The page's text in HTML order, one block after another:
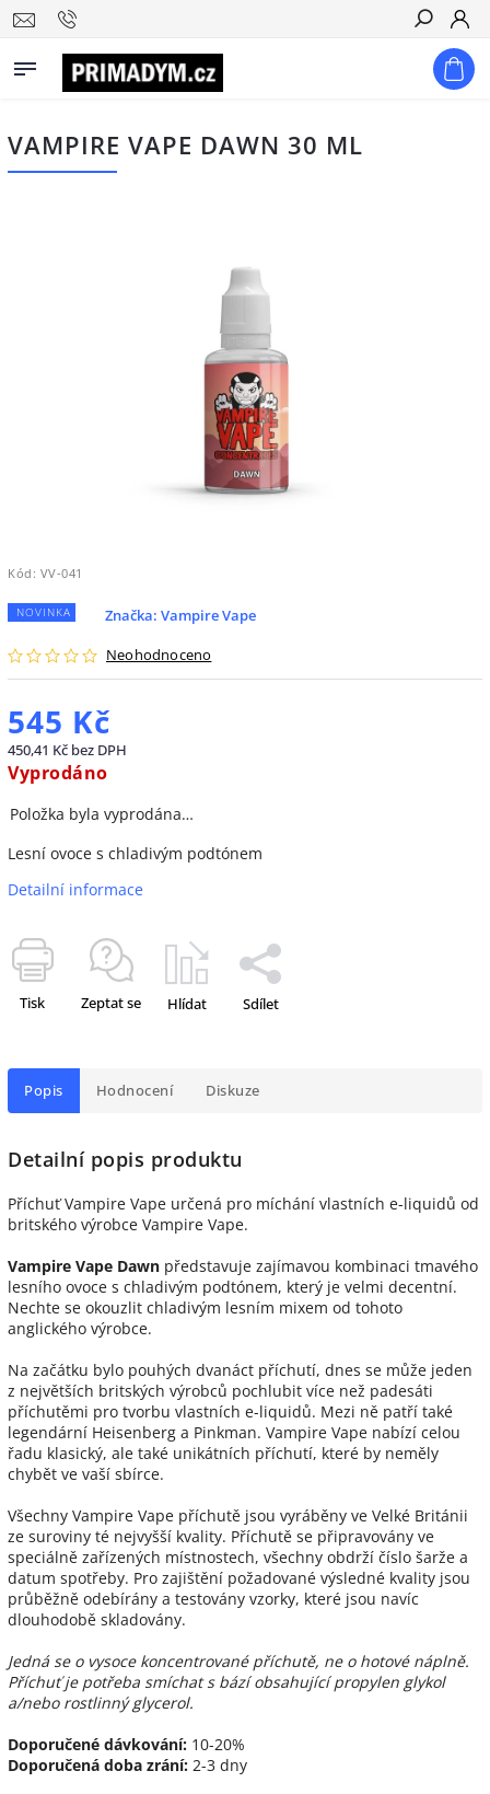
Hledat
VAMPIRE VAPE DAWN 30 ML
Kód: VV-041
NOVINKA
Neohodnoceno
Značka: Vampire Vape
545 Kč
450,41 Kč bez DPH
Vyprodáno
Položka byla vyprodána…
Lesní ovoce s chladivým podtónem
Detailní informace
Tisk Zeptat se Hlídat Sdílet
Popis Hodnocení Diskuze
Detailní popis produktu
Příchuť Vampire Vape určená pro míchání vlastních e-liquidů od
britského výrobce Vampire Vape.
Vampire Vape Dawn představuje zajímavou kombinaci tmavého
lesního ovoce s chladivým podtónem, který je velmi decentní.
Nechte se okouzlit chladivým lesním mixem od tohoto
anglického výrobce.
Na začátku bylo pouhých dvanáct příchutí, dnes se může jeden
z největších britských výrobců pochlubit více než padesáti
příchutěmi pro tvorbu vlastních e-liquidů. Mezi ně patří také
legendární Heisenberg a Pinkman. Vampire Vape nabízí celou
řadu klasický, ale také unikátních příchutí, které by neměly
chybět ve vaší sbírce.
Všechny Vampire Vape příchutě jsou vyráběny ve Velké Británii
ze suroviny té nejvyšší kvality. Příchutě se připravovány ve
speciálně zařízených místnostech, všechny obdrží číslo šarže a
datum spotřeby. Pro zajištění požadované výsledné kvality jsou
průběžně odebírány a testovány vzorky, které jsou navíc
dlouhodobě skladovány.
Jedná se o vysoce koncentrované příchutě, ne o hotové náplně.
Příchuť je potřeba smíchat s bází obsahující propylen glykol
a/nebo rostlinný glycerol.
Doporučené dávkování: 10-20%
Doporučená doba zrání: 2-3 dny